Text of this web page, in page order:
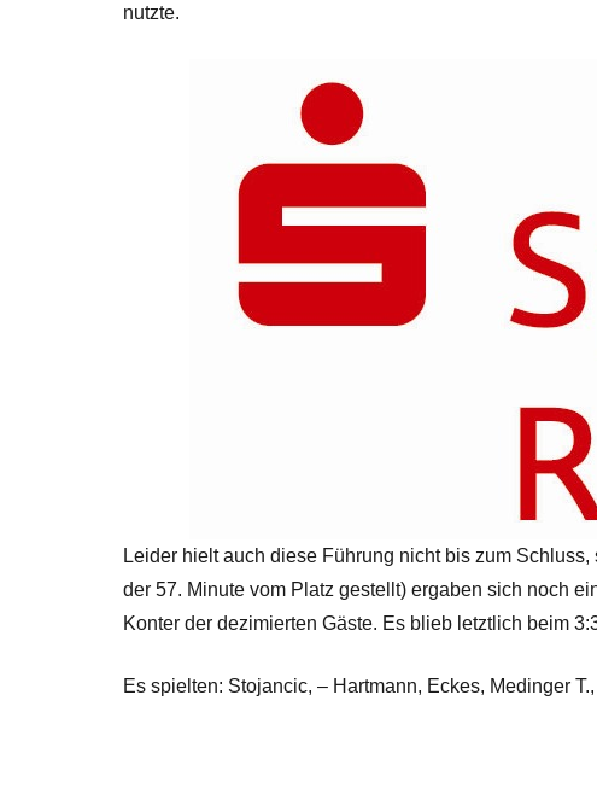
nutzte.
Leider hielt auch diese Führung nicht bis zum
der 57. Minute vom Platz gestellt) ergaben sich noch
Konter der dezimierten Gäste. Es blieb letztlich beim
Es spielten: Stojancic, – Hartmann, Eckes, Medinger